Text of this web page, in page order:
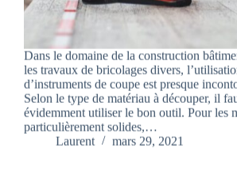
Dans le domaine de la construction
les travaux de bricolages divers,
d’instruments de coupe est presque
Selon le type de matériau à découper, il
évidemment utiliser le bon outil. Pour les
particulièrement solides,…
Laurent
mars 29, 2021